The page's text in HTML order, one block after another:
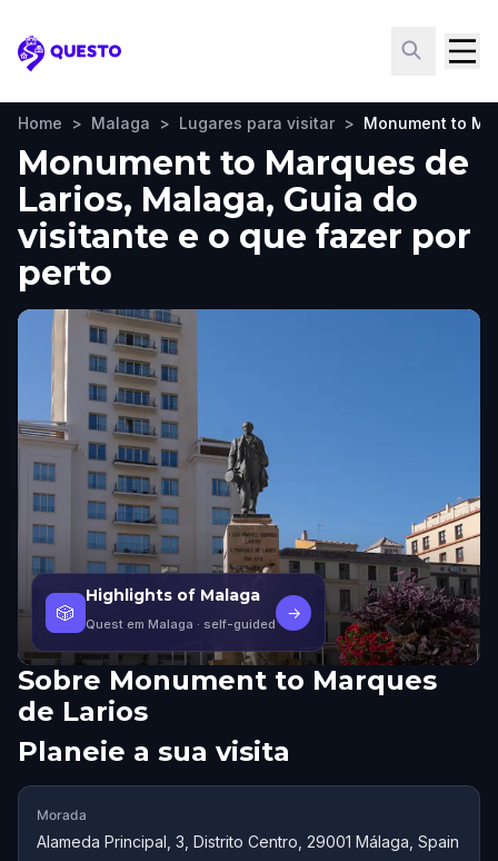
Questo
Home > Malaga > Lugares para visitar > Monument to
Monument to Marques de
Larios, Malaga, Guia do
visitante e o que fazer por
perto
🎲
Highlights of Malaga
Quest em Malaga · self-guided
→
Sobre Monument to Marques
de Larios
Planeie a sua visita
Morada
Alameda Principal, 3, Distrito Centro, 29001 Málaga, Spain